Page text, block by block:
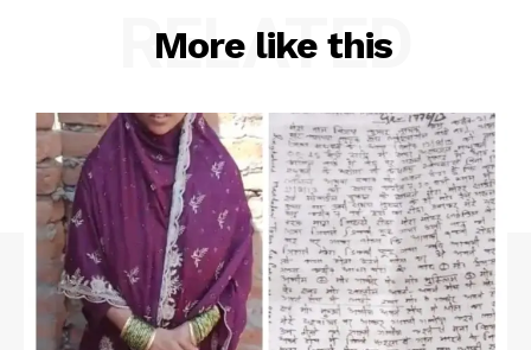
More like this
RELATED